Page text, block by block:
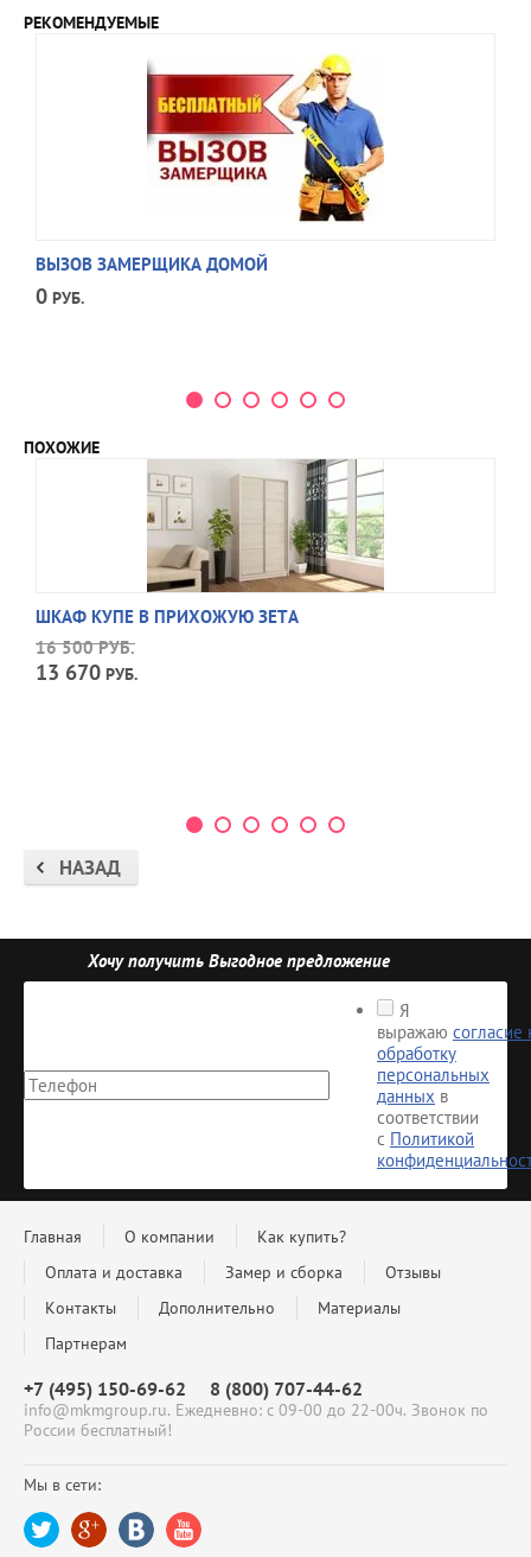
РЕКОМЕНДУЕМЫЕ
ВЫЗОВ ЗАМЕРЩИКА ДОМОЙ
0 РУБ.
ПОХОЖИЕ
ШКАФ КУПЕ В ПРИХОЖУЮ ЗЕТА
16 500РУБ.
13 670 РУБ.
НАЗАД
Хочу получить Выгодное предложение
Я
выражаю согласие
обработку
персональных
данных в
соответствии
с Политикой
Главная О компании
Как купить?
Оплата и доставка
Замер и сборка
Отзывы
Контакты
Дополнительно
Материалы
Партнерам
+7 (495) 150-69-62 8 (800) 707-44-62
info@mkmgroup.ru. Ежедневно: с 09-00 до 22-00ч. Звонок по
России бесплатный!
Мы в сети: